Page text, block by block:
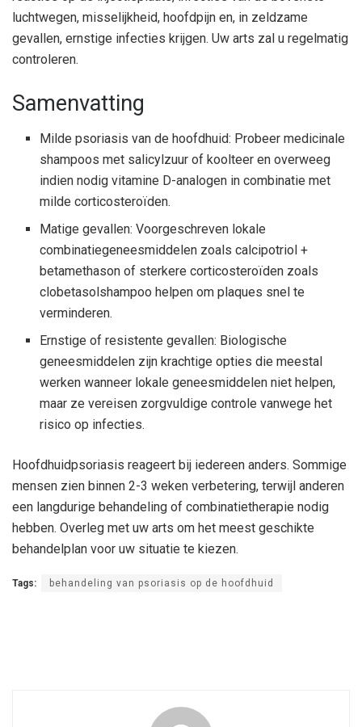
luchtwegen, misselijkheid, hoofdpijn en, in zeldzame
gevallen, ernstige infecties krijgen. Uw arts zal u regelmatig
controleren.
Samenvatting
Milde psoriasis van de hoofdhuid: Probeer medicinale
shampoos met salicylzuur of koolteer en overweeg
indien nodig vitamine D-analogen in combinatie met
milde corticosteroïden.
Matige gevallen: Voorgeschreven lokale
combinatiegeneesmiddelen zoals calcipotriol +
betamethason of sterkere corticosteroïden zoals
clobetasolshampoo helpen om plaques snel te
verminderen.
Ernstige of resistente gevallen: Biologische
geneesmiddelen zijn krachtige opties die meestal
werken wanneer lokale geneesmiddelen niet helpen,
maar ze vereisen zorgvuldige controle vanwege het
risico op infecties.
Hoofdhuidpsoriasis reageert bij iedereen anders. Sommige
mensen zien binnen 2-3 weken verbetering, terwijl anderen
een langdurige behandeling of combinatietherapie nodig
hebben. Overleg met uw arts om het meest geschikte
behandelplan voor uw situatie te kiezen.
Tags: behandeling van psoriasis op de hoofdhuid